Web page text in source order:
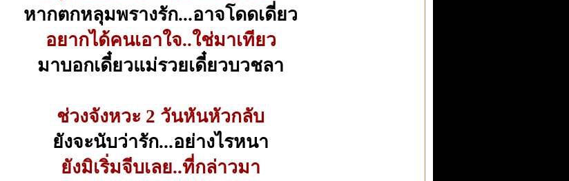
หากตกหลุมพรางรัก...อาจโดดเดี่ยว
อยากได้คนเอาใจ..ใช่มาเทียว
มาบอกเดี๋ยวแม่รวยเดี๋ยวบวชลา
ช่วงจังหวะ 2 วันหันหัวกลับ
ยังจะนับว่ารัก...อย่างไรหนา
ยังมิเริ่มจีบเลย..ที่กล่าวมา